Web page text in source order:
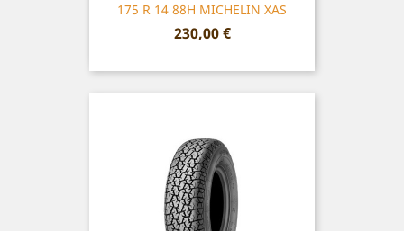
175 R 14 88H MICHELIN XAS
Prix
230,00 €